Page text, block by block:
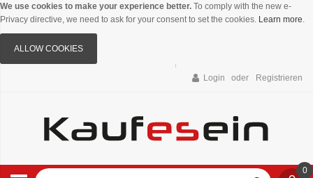
We use cookies to make your experience better. To comply with the new e-
Privacy directive, we need to ask for your consent to set the cookies. Learn more.
ALLOW COOKIES
Login Registrieren
0